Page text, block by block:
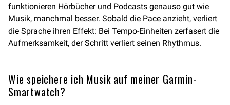
funktionieren Hörbücher und Podcasts genauso gut wie
Musik, manchmal besser. Sobald die Pace anzieht, verliert
die Sprache ihren Effekt: Bei Tempo-Einheiten zerfasert die
Aufmerksamkeit, der Schritt verliert seinen Rhythmus.
Wie speichere ich Musik auf meiner Garmin-
Smartwatch?